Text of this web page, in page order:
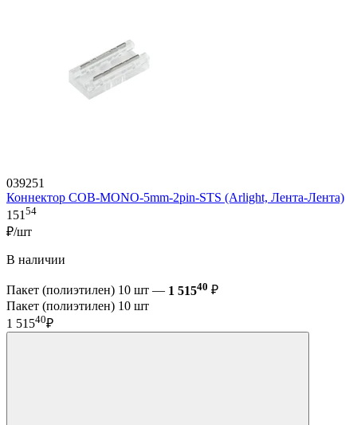
039251
Коннектор COB-MONO-5mm-2pin-STS (Arlight, Лента-Лента)
15154
₽/шт
В наличии
Пакет (полиэтилен) 10 шт — 1 51540 ₽
Пакет (полиэтилен) 10 шт
1 51540₽